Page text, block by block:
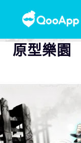
原型樂園